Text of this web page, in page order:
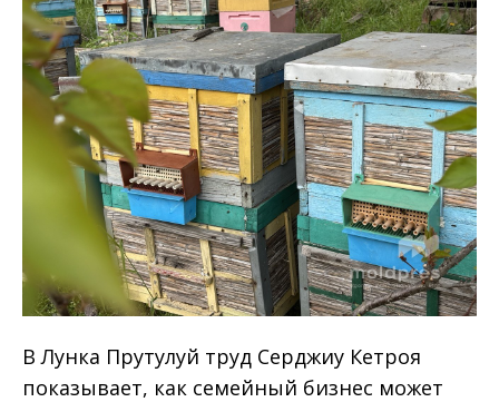
В Лунка Прутулуй труд Серджиу Кетроя
показывает, как семейный бизнес может